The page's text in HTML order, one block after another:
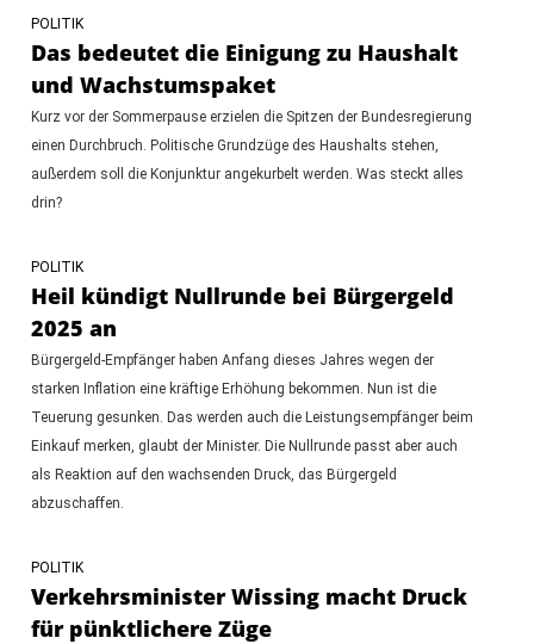
POLITIK
Das bedeutet die Einigung zu Haushalt
und Wachstumspaket
Kurz vor der Sommerpause erzielen die Spitzen der Bundesregierung
einen Durchbruch. Politische Grundzüge des Haushalts stehen,
außerdem soll die Konjunktur angekurbelt werden. Was steckt alles
drin?
POLITIK
Heil kündigt Nullrunde bei Bürgergeld
2025 an
Bürgergeld-Empfänger haben Anfang dieses Jahres wegen der
starken Inflation eine kräftige Erhöhung bekommen. Nun ist die
Teuerung gesunken. Das werden auch die Leistungsempfänger beim
Einkauf merken, glaubt der Minister. Die Nullrunde passt aber auch
als Reaktion auf den wachsenden Druck, das Bürgergeld
abzuschaffen.
POLITIK
Verkehrsminister Wissing macht Druck
für pünktlichere Züge